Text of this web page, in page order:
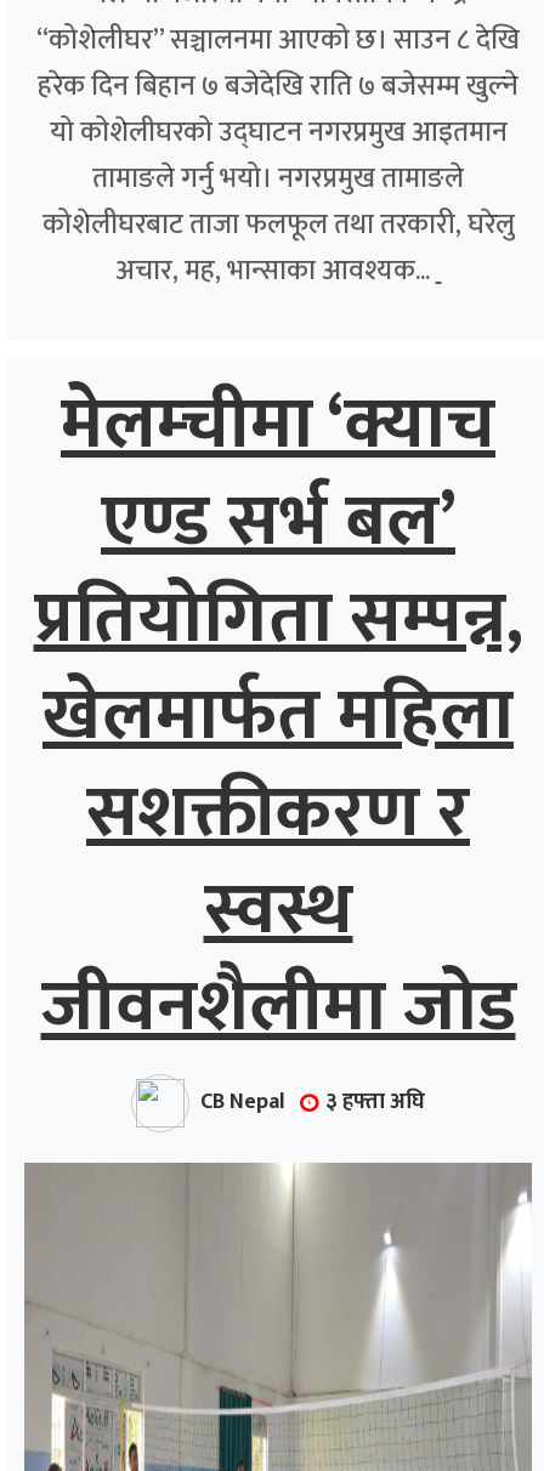
“कोशेलीघर” सञ्चालनमा आएको छ। साउन ८ देखि
हरेक दिन बिहान ७ बजेदेखि राति ७ बजेसम्म खुल्ने
यो कोशेलीघरको उद्घाटन नगरप्रमुख आइतमान
तामाङले गर्नु भयो। नगरप्रमुख तामाङले
कोशेलीघरबाट ताजा फलफूल तथा तरकारी, घरेलु
अचार, मह, भान्साका आवश्यक...
मेलम्चीमा ‘क्याच
एण्ड सर्भ बल’
प्रतियोगिता सम्पन्न,
खेलमार्फत महिला
सशक्तीकरण र
स्वस्थ
जीवनशैलीमा जोड
CB Nepal ३ हफ्ता अघि